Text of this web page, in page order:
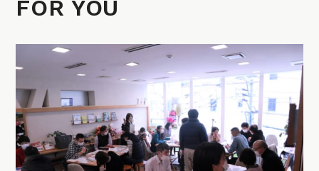
FOR YOU